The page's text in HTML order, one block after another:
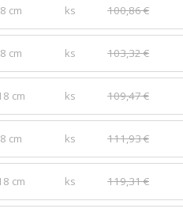
cm ks 100,86 €
cm ks 103,32 €
cm ks 109,47 €
cm ks 111,93 €
cm ks 119,31 €